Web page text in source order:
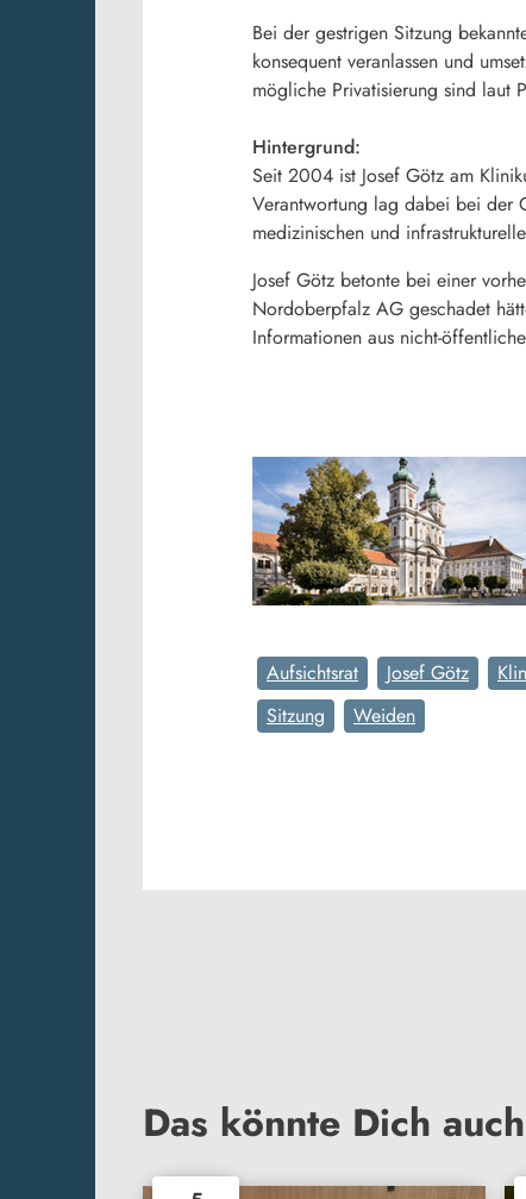
Bei der gestrigen Sitzung
konsequent veranlassen und
mögliche Privatisierung sind laut
Hintergrund:
Seit 2004 ist Josef Götz am
Verantwortung lag dabei bei der
medizinischen und
Josef Götz betonte bei einer
Nordoberpfalz AG geschadet
Informationen aus nicht-
Aufsichtsrat Josef Götz
Sitzung
Weiden
Das könnte Dich